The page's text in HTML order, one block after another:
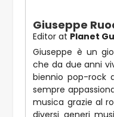
Giuseppe
Editor at Planet
Giuseppe è un
che da due anni
biennio pop-rock
sempre
musica grazie al
diversi generi